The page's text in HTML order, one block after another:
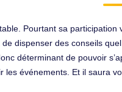
Pourtant sa
dispenser des conseils
déterminant de pouvoir
événements. Et il saura